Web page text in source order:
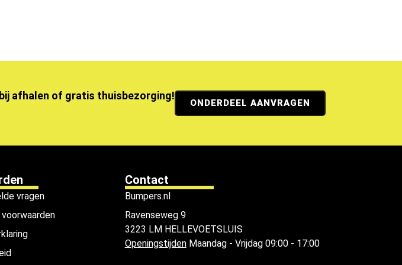
afhalen of gratis thuisbezorging!
ONDERDEEL AANVRAGEN
vragen
Contact
Bumpers.nl
Ravenseweg 9
3223 LM HELLEVOETSLUIS
OpeningstijdenMaandag - Vrijdag 09:00 - 17:00